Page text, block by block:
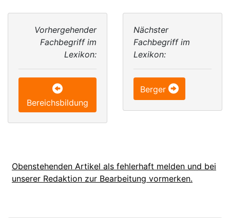
Vorhergehender
Fachbegriff im
Lexikon:
Bereichsbildung
Nächster
Fachbegriff im
Lexikon:
Berger
Obenstehenden Artikel als fehlerhaft melden und bei
unserer Redaktion zur Bearbeitung vormerken.